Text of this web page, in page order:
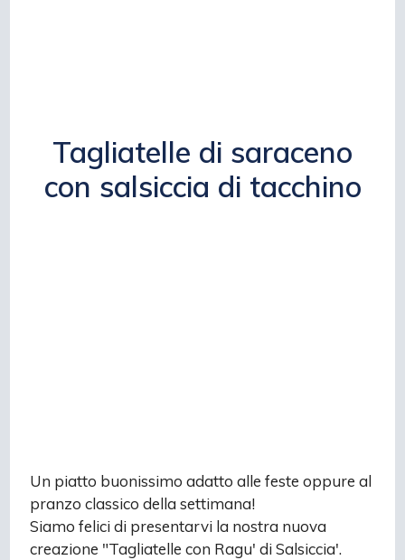
Tagliatelle di saraceno
con salsiccia di tacchino
Un piatto buonissimo adatto alle feste oppure al
pranzo classico della settimana!
Siamo felici di presentarvi la nostra nuova
creazione "Tagliatelle con Ragu' di Salsiccia'.